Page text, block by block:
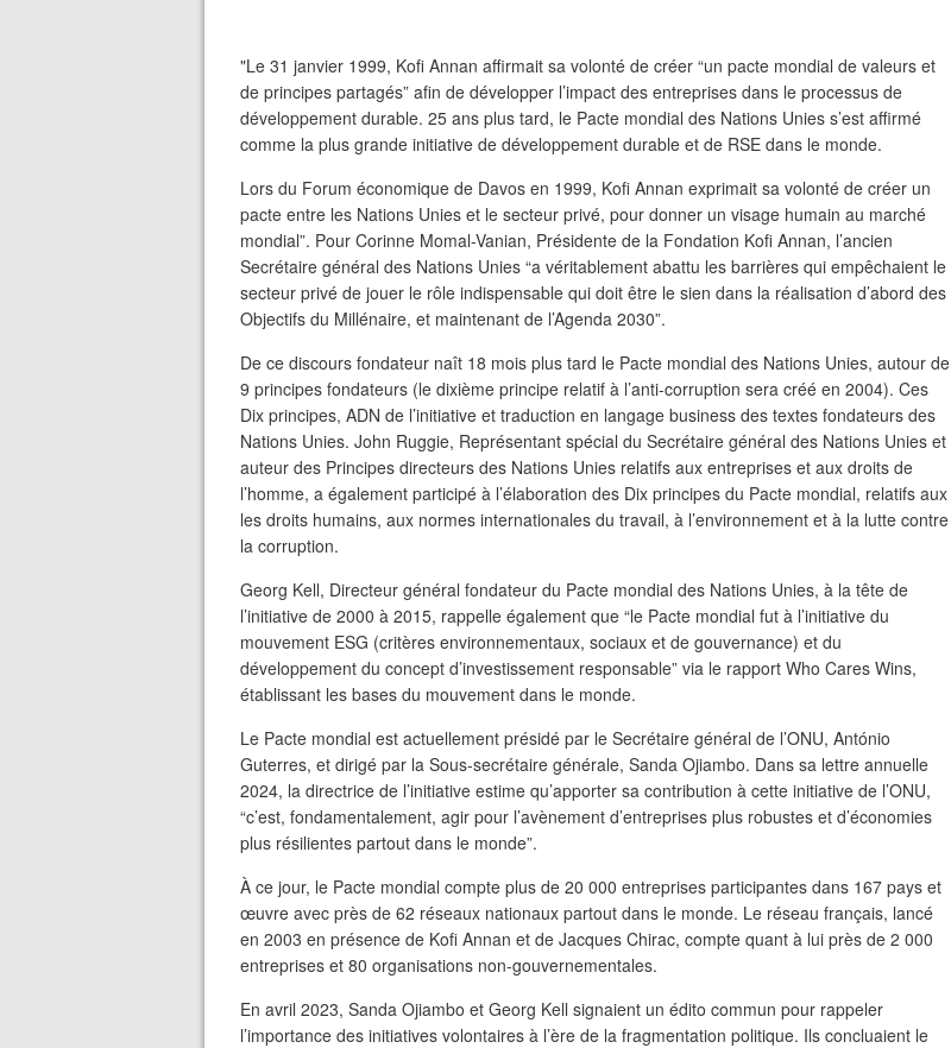
"Le 31 janvier 1999, Kofi Annan affirmait sa volonté de créer “un pacte mondial de valeurs et
de principes partagés” afin de développer l’impact des entreprises dans le processus de
développement durable. 25 ans plus tard, le Pacte mondial des Nations Unies s’est affirmé
comme la plus grande initiative de développement durable et de RSE dans le monde.
Lors du Forum économique de Davos en 1999, Kofi Annan exprimait sa volonté de créer un
pacte entre les Nations Unies et le secteur privé, pour donner un visage humain au marché
mondial”. Pour Corinne Momal-Vanian, Présidente de la Fondation Kofi Annan, l’ancien
Secrétaire général des Nations Unies “a véritablement abattu les barrières qui empêchaient le
secteur privé de jouer le rôle indispensable qui doit être le sien dans la réalisation d’abord des
Objectifs du Millénaire, et maintenant de l’Agenda 2030”.
De ce discours fondateur naît 18 mois plus tard le Pacte mondial des Nations Unies, autour de
9 principes fondateurs (le dixième principe relatif à l’anti-corruption sera créé en 2004). Ces
Dix principes, ADN de l’initiative et traduction en langage business des textes fondateurs des
Nations Unies. John Ruggie, Représentant spécial du Secrétaire général des Nations Unies et
auteur des Principes directeurs des Nations Unies relatifs aux entreprises et aux droits de
l’homme, a également participé à l’élaboration des Dix principes du Pacte mondial, relatifs aux
les droits humains, aux normes internationales du travail, à l’environnement et à la lutte contre
la corruption.
Georg Kell, Directeur général fondateur du Pacte mondial des Nations Unies, à la tête de
l’initiative de 2000 à 2015, rappelle également que “le Pacte mondial fut à l’initiative du
mouvement ESG (critères environnementaux, sociaux et de gouvernance) et du
développement du concept d’investissement responsable” via le rapport Who Cares Wins,
établissant les bases du mouvement dans le monde.
Le Pacte mondial est actuellement présidé par le Secrétaire général de l’ONU, António
Guterres, et dirigé par la Sous-secrétaire générale, Sanda Ojiambo. Dans sa lettre annuelle
2024, la directrice de l’initiative estime qu’apporter sa contribution à cette initiative de l’ONU,
“c’est, fondamentalement, agir pour l’avènement d’entreprises plus robustes et d’économies
plus résilientes partout dans le monde”.
À ce jour, le Pacte mondial compte plus de 20 000 entreprises participantes dans 167 pays et
œuvre avec près de 62 réseaux nationaux partout dans le monde. Le réseau français, lancé
en 2003 en présence de Kofi Annan et de Jacques Chirac, compte quant à lui près de 2 000
entreprises et 80 organisations non-gouvernementales.
En avril 2023, Sanda Ojiambo et Georg Kell signaient un édito commun pour rappeler
l’importance des initiatives volontaires à l’ère de la fragmentation politique. Ils concluaient le